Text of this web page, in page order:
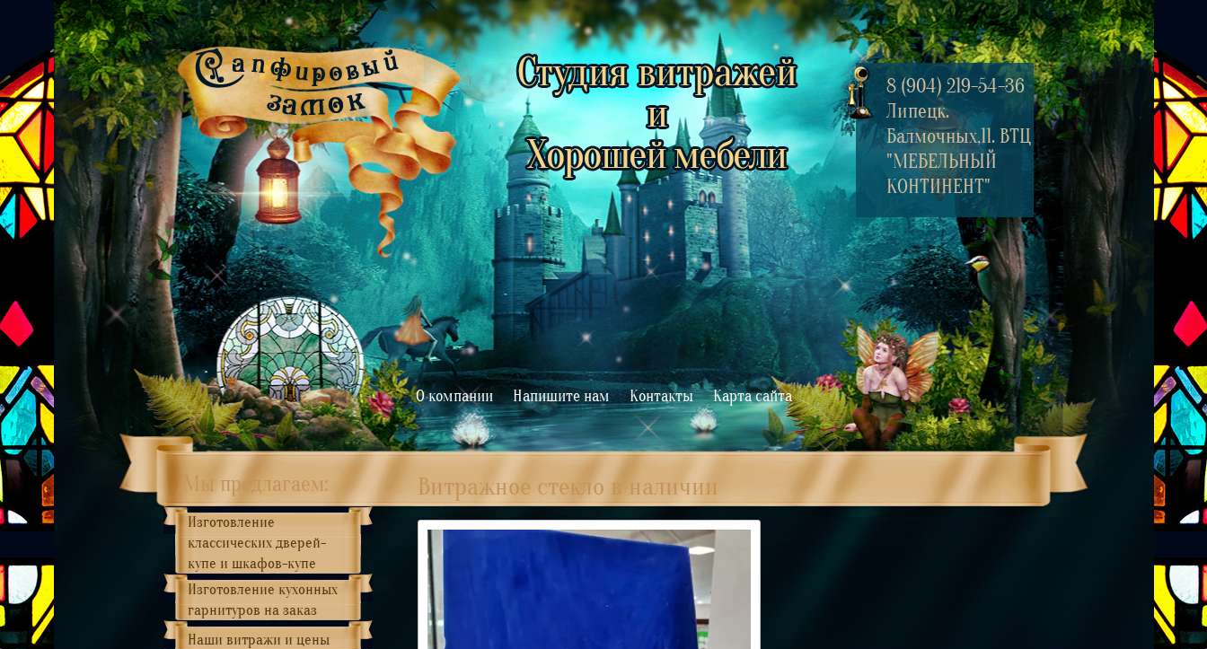
Витражи и мебель на заказ
8 (904) 219-54-36
Липецк.
Балмочных,11. ВТЦ
"МЕБЕЛЬНЫЙ
КОНТИНЕНТ"
О компании Напишите нам Контакты Карта сайта
Мы предлагаем:
Изготовление
классических дверей-
купе и шкафов-купе
Изготовление кухонных
гарнитуров на заказ
Наши витражи и цены
Витражное стекло в наличии